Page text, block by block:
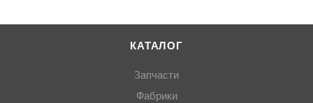
КАТАЛОГ
Запчасти
Фабрики